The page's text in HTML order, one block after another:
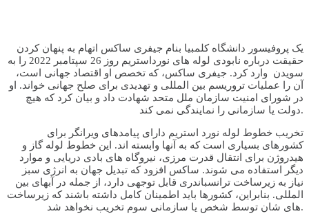
یک پروفیسور دانشگاه کلمبیا بنام جیفری ساکس اتهام به پنهان کردن
حقیقت درباره نابودی لوله های نورداستریم روز 26 سپتامبر 2022 را به
سویدن وارد کرد. جیفری ساکس، که تخصص او اقتصاد جهانی است،
آن را عملیات تروریسم بین المللی و تهدیدی برای صلح جهانی خواند. او
در شورای امنیت سازمان ملل متحد شهادت داد و بیان کرد که هیچ
دولت یا سازمانی را نمایندگی نمی کند.
تخریب خطوط لوله نورد استریم دارای پیامدهای ویرانگر برای
کشورهای بسیاری است که به آنها وابسته اند. این خطوط لوله گاز و
هیدروژن برای انتقال قدرت مرزی، نیروگاه های بادی دریایی و موارد
دیگر استفاده می شوند. ساکس افزود که تبدیل جهان به انرژی سبز
نیاز به زیرساخت ترانسباندری قابل توجهی دارد، از جمله در آبهای بین
المللی. بنابراین، کشورها باید اطمینان کامل داشته باشند که زیرساخت
های شان توسط شخص یا سازمانی سوم تخریب نخواهد شد.